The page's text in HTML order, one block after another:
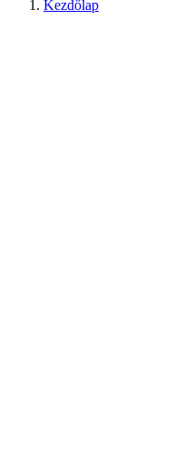
Kezdőlap